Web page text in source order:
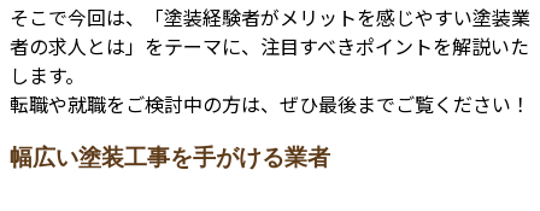
そこで今回は、「塗装経験者がメリットを感じやすい塗装業
者の求人とは」をテーマに、注目すべきポイントを解説いた
します。
転職や就職をご検討中の方は、ぜひ最後までご覧ください！
幅広い塗装工事を手がける業者